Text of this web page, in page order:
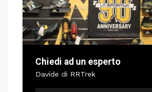
Chiedi ad un esperto
Davide di RRTrek